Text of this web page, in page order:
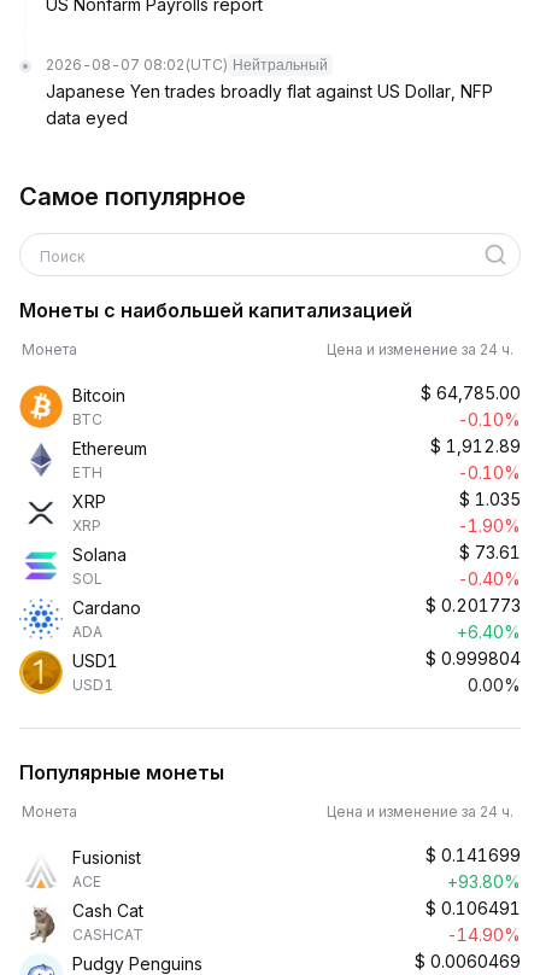
US Nonfarm Payrolls report
2026-08-07 08:02 (UTC) Нейтральный
Japanese Yen trades broadly flat against US Dollar, NFP
data eyed
Самое популярное
Поиск
Монеты с наибольшей капитализацией
Монета Цена и изменение за 24 ч.
Bitcoin
BTC
$ 64,785.00
-0.10%
Ethereum
ETH
$ 1,912.89
-0.10%
XRP
XRP
$ 1.035
-1.90%
Solana
SOL
$ 73.61
-0.40%
Cardano
ADA
$ 0.201773
+6.40%
USD1
USD1
$ 0.999804
0.00%
Популярные монеты
Монета Цена и изменение за 24 ч.
Fusionist
ACE
$ 0.141699
+93.80%
Cash Cat
CASHCAT
$ 0.106491
-14.90%
Pudgy Penguins
$ 0.0060469